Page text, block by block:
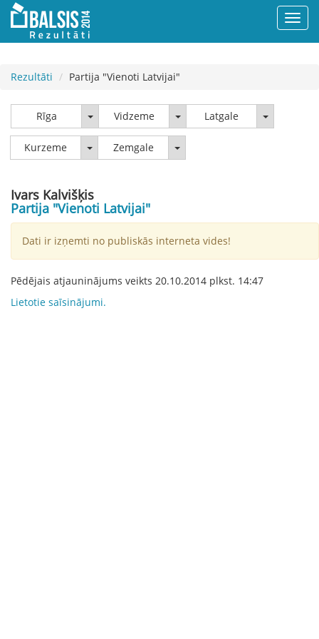
Rezultāti Partija "Vienoti Latvijai"
Rīga Rīga Vidzeme VidzemeLatgale Latgale
Kurzeme KurzemeZemgale Zemgale
Ivars Kalvišķis
Partija "Vienoti Latvijai"
Dati ir izņemti no publiskās interneta vides!
Pēdējais atjauninājums veikts 20.10.2014 plkst. 14:47
Lietotie saīsinājumi.